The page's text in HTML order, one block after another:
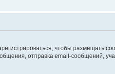
чтобы размещать
отправка email-сообщений,